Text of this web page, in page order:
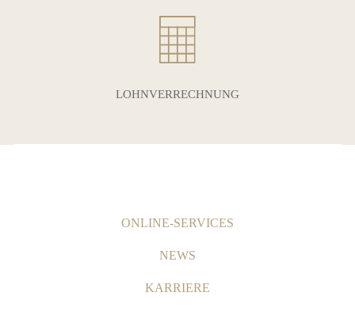
LOHNVERRECHNUNG
ONLINE-SERVICES
NEWS
KARRIERE